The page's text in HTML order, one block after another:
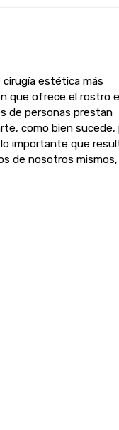
estética más
que ofrece el rostro
de personas prestan
como bien sucede,
importante que
de nosotros